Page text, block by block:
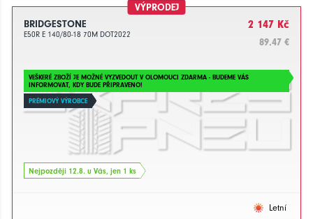
VÝPRODEJ
BRIDGESTONE
E50R E 140/80-18 70M DOT2022
2 147 Kč
89.47 €
VEŠKERÉ ZBOŽÍ JE MOŽNÉ VYZVEDOUT V OLOMOUCI ZDARMA - BUDEME VÁS
INFORMOVAT, KDY BUDE PŘIPRAVENO!
PRÉMIOVÝ VÝROBCE
Nejpozději 12.8. u Vás, jen 1 ks
Letní